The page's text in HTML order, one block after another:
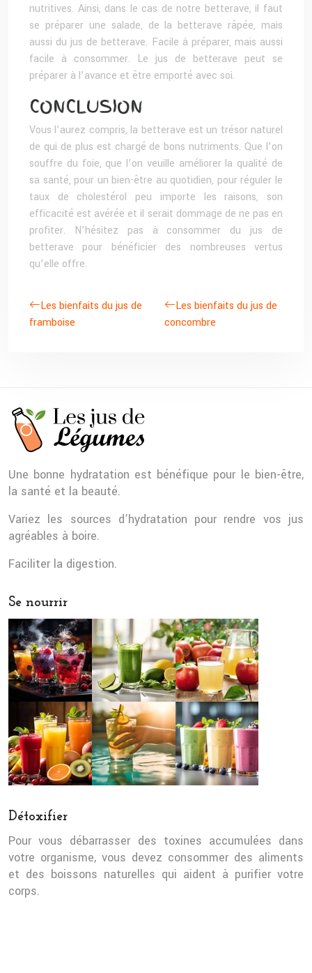
nutritives. Ainsi, dans le cas de notre betterave, il faut
se préparer une salade, de la betterave râpée, mais
aussi du jus de betterave. Facile à préparer, mais aussi
facile à consommer. Le jus de betterave peut se
préparer à l’avance et être emporté avec soi.
CONCLUSION
Vous l’aurez compris, la betterave est un trésor naturel
de qui de plus est chargé de bons nutriments. Que l’on
souffre du foie, que l’on veuille améliorer la qualité de
sa santé, pour un bien-être au quotidien, pour réguler le
taux de cholestérol peu importe les raisons, son
efficacité est avérée et il serait dommage de ne pas en
profiter. N’hésitez pas à consommer du jus de
betterave pour bénéficier des nombreuses vertus
qu’elle offre.
Les bienfaits du jus de
framboise
Les bienfaits du jus de
concombre
Une bonne hydratation est bénéfique pour le bien-être,
la santé et la beauté.
Variez les sources d’hydratation pour rendre vos jus
agréables à boire.
Faciliter la digestion.
Se nourrir
Détoxifier
Pour vous débarrasser des toxines accumulées dans
votre organisme, vous devez consommer des aliments
et des boissons naturelles qui aident à purifier votre
corps.